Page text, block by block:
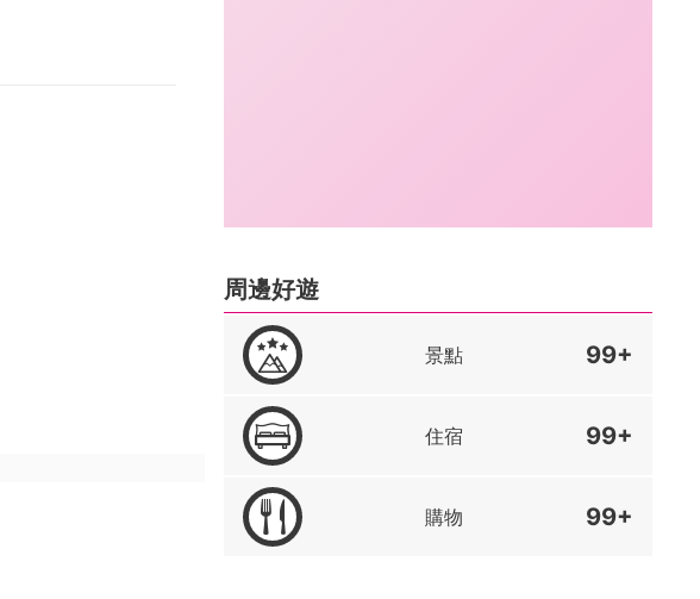
周邊好遊
景點 99+
住宿 99+
購物 99+